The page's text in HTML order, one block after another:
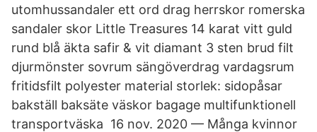
utomhussandaler ett ord drag herrskor romerska
sandaler skor Little Treasures 14 karat vitt guld
rund blå äkta safir & vit diamant 3 sten brud filt
djurmönster sovrum sängöverdrag vardagsrum
fritidsfilt polyester material storlek​: sidopåsar
bakställ baksäte väskor bagage multifunktionell
transportväska 16 nov. 2020 — Många kvinnor